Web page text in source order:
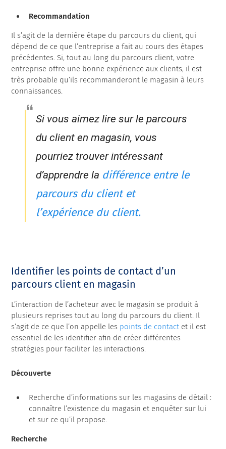
Recommandation
Il s’agit de la dernière étape du parcours du client, qui
dépend de ce que l’entreprise a fait au cours des étapes
précédentes. Si, tout au long du parcours client, votre
entreprise offre une bonne expérience aux clients, il est
très probable qu’ils recommanderont le magasin à leurs
connaissances.
Si vous aimez lire sur le parcours
du client en magasin, vous
pourriez trouver intéressant
d’apprendre la différence entre le
parcours du client et
l’expérience du client.
Identifier les points de contact d’un
parcours client en magasin
L’interaction de l’acheteur avec le magasin se produit à
plusieurs reprises tout au long du parcours du client. Il
s’agit de ce que l’on appelle les points de contact et il est
essentiel de les identifier afin de créer différentes
stratégies pour faciliter les interactions.
Découverte
Recherche d’informations sur les magasins de détail :
connaître l’existence du magasin et enquêter sur lui
et sur ce qu’il propose.
Recherche